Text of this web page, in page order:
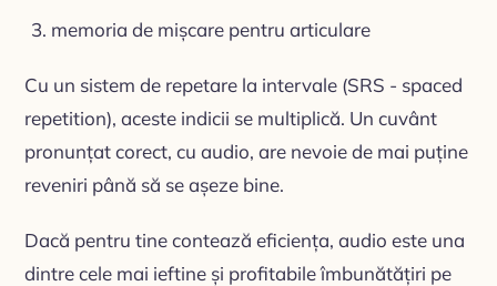
memoria de mișcare pentru articulare
Cu un sistem de repetare la intervale (SRS - spaced
repetition), aceste indicii se multiplică. Un cuvânt
pronunțat corect, cu audio, are nevoie de mai puține
reveniri până să se așeze bine.
Dacă pentru tine contează eficiența, audio este una
dintre cele mai ieftine și profitabile îmbunătățiri pe